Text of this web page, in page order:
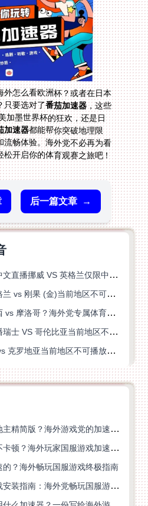
怎么看欧洲杯？或者在日本
只要选对了番茄加速器，这些
都不是问题。无论是2026美加墨世界杯的狂欢，还是日
加速器都能帮你突破地理限
制，享受熟悉的中文解说和流畅体验。海外党不必再为看
开启你的体育观赛之旅吧！
后一篇文章 →
别慌！在国外看世界杯中文直播挪威 VS 英格兰仅限中国大陆？这篇指南帮你搞定
在海外看世界杯直播英格兰 vs 刚果 (金)当前地区不可播放？这篇指南帮你突破所有限制
在国外如何看世界杯巴西 vs 摩洛哥？海外党专属体育观赛指南来了
在国外看世界杯中文直播瑞士 VS 哥伦比亚当前地区不可播放？这篇指南帮你搞定
在国外看世界杯巴拿马 vs 克罗地亚当前地区不可播放？这篇指南帮你轻松解决海外体育直播难题
巴西怎么玩边锋四人斗地主精简版？海外游戏党的加速器终极选择
巴西怎么玩新笑傲江湖不卡顿？海外玩家国服游戏加速终极指南（附猫和老鼠一梦江湖实测）
？海外畅玩国服游戏终极指南
足球世界国外加速器下载安装指南：海外党畅玩国服游戏的终极解决方案